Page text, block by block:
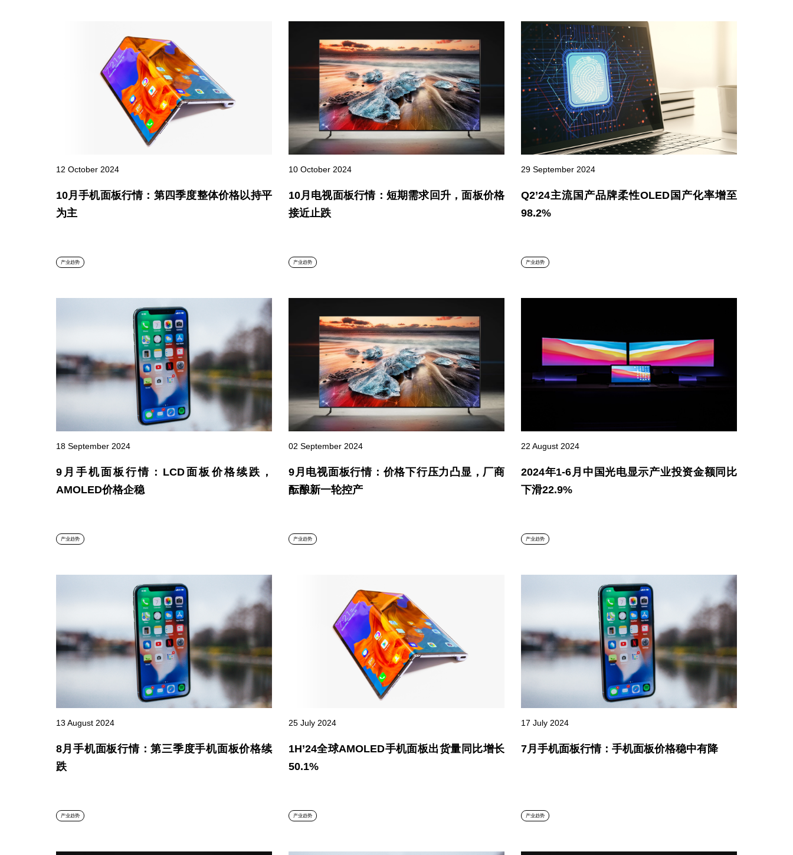
12 October 2024
10月手机面板行情：第四季度整体价格以持平
为主
产业趋势
10 October 2024
10月电视面板行情：短期需求回升，面板价格
接近止跌
产业趋势
29 September 2024
Q2’24主流国产品牌柔性OLED国产化率增至
98.2%
产业趋势
18 September 2024
9月手机面板行情：LCD面板价格续跌，
AMOLED价格企稳
产业趋势
02 September 2024
9月电视面板行情：价格下行压力凸显，厂商
酝酿新一轮控产
产业趋势
22 August 2024
2024年1-6月中国光电显示产业投资金额同比
下滑22.9%
产业趋势
13 August 2024
8月手机面板行情：第三季度手机面板价格续
跌
产业趋势
25 July 2024
1H’24全球AMOLED手机面板出货量同比增长
50.1%
产业趋势
17 July 2024
7月手机面板行情：手机面板价格稳中有降
产业趋势